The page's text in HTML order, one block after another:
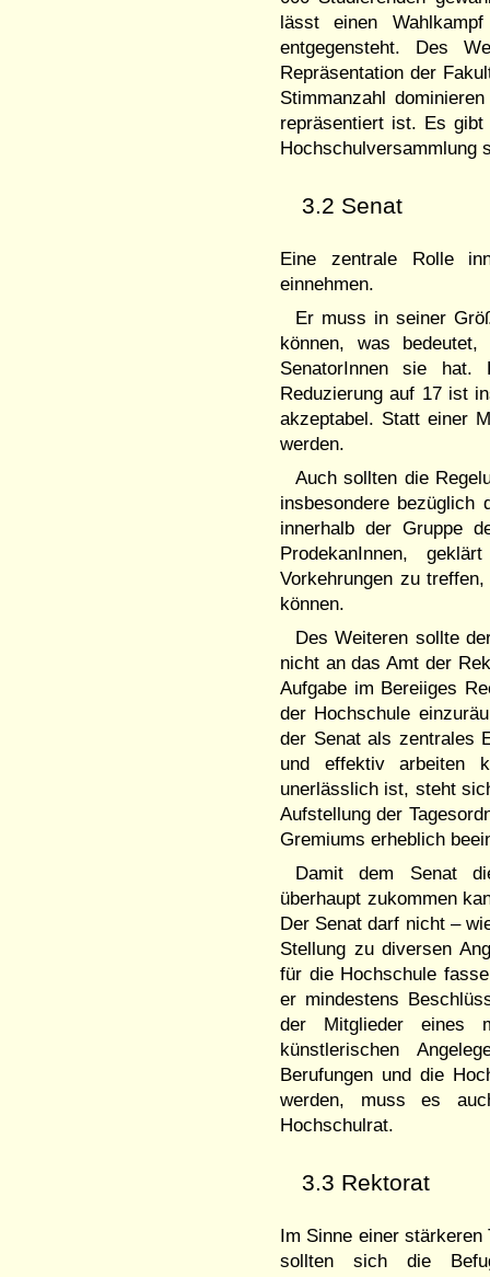
lässt einen
entgegensteht. Des
Repräsentation der
Stimmanzahl
repräsentiert ist. Es
Hochschulversammlung
3.2 Senat
Eine zentrale Rolle
einnehmen.
Er muss in seiner
können, was
SenatorInnen sie hat.
Reduzierung auf 17 ist
akzeptabel. Statt einer
werden.
Auch sollten die
insbesondere bezüglich
innerhalb der Gruppe
ProdekanInnen,
Vorkehrungen zu
können.
Des Weiteren sollte
nicht an das Amt der
Aufgabe im Bereiiges
der Hochschule
der Senat als zentrales
und effektiv arbeiten
unerlässlich ist, steht
Aufstellung der
Gremiums erheblich
Damit dem Senat
überhaupt zukommen
Der Senat darf nicht –
Stellung zu diversen
für die Hochschule
er mindestens
der Mitglieder eines
künstlerischen
Berufungen und die
werden, muss es
Hochschulrat.
3.3 Rektorat
Im Sinne einer stärkeren
sollten sich die